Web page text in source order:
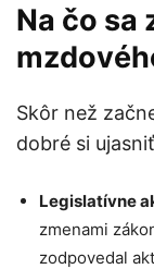
Na čo sa
Skôr než
dobré si
Legislatívne
zmenami
zodpovedal